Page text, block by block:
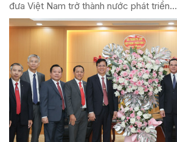
đưa Việt Nam trở thành nước phát triển...